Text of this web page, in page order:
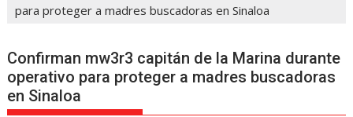
para proteger a madres buscadoras en Sinaloa
Confirman mw3r3 capitán de la Marina durante
operativo para proteger a madres buscadoras
en Sinaloa